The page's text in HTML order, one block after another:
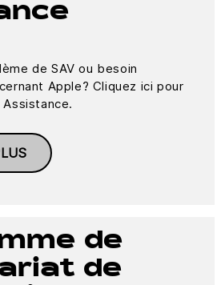
de SAV ou besoin
Apple? Cliquez ici pour
Assistance.
de
de